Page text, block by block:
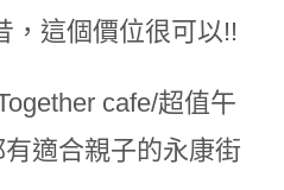
，這個價位很可以!!